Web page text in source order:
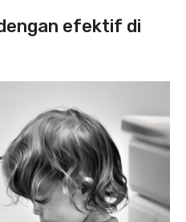
efektif di